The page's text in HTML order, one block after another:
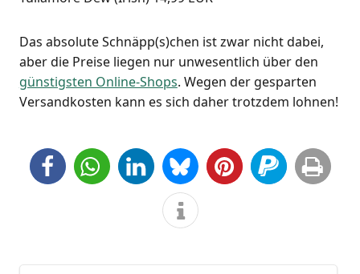
Das abso­lu­te Schnäpp(s)chen ist zwar nicht dabei,
aber die Prei­se lie­gen nur unwe­sent­lich über den
güns­tigs­ten Online-Shops. Wegen der gespar­ten
Ver­sand­kos­ten kann es sich daher trotz­dem lohnen!